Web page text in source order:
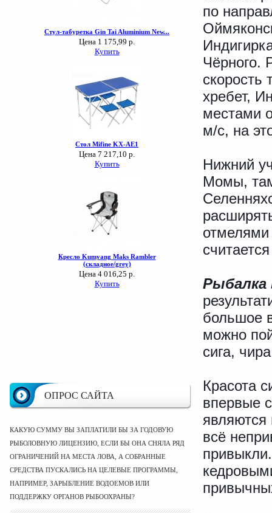
ОПРОС САЙТА
КАКУЮ СУММУ ВЫ ЗАПЛАТИЛИ БЫ ЗА ГОДОВУЮ
РЫБОЛОВНУЮ ЛИЦЕНЗИЮ, ЕСЛИ БЫ ОНА СНЯЛА РЯД
ОГРАНИЧЕНИЙ НА МЕСТА ЛОВА, А СОБРАННЫЕ
СРЕДСТВА ПУСКАЛИСЬ НА ЦЕЛЕВЫЕ ПРОГРАММЫ,
НАПРИМЕР, ЗАРЫБЛЕНИЕ ВОДОЕМОВ ИЛИ
ПОДДЕРЖКУ ОРГАНОВ РЫБООХРАНЫ?
по
Чёрного.
скорость
хребет,
местами
м/с, на
Нижний
Момы,
Рыбалка
большое
можно
сига,
Красота
впервые
являются
всё